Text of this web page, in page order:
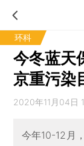
环科
今冬蓝天
京重污染
2020年11月04日
今年10-12月